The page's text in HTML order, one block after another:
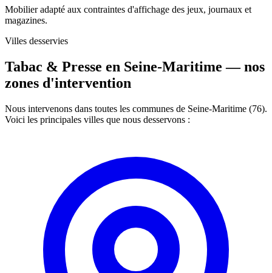
Mobilier adapté aux contraintes d'affichage des jeux, journaux et
magazines.
Villes desservies
Tabac & Presse en Seine-Maritime —nos
zones d'intervention
Nous intervenons dans toutes les communes de Seine-Maritime (76).
Voici les principales villes que nous desservons :